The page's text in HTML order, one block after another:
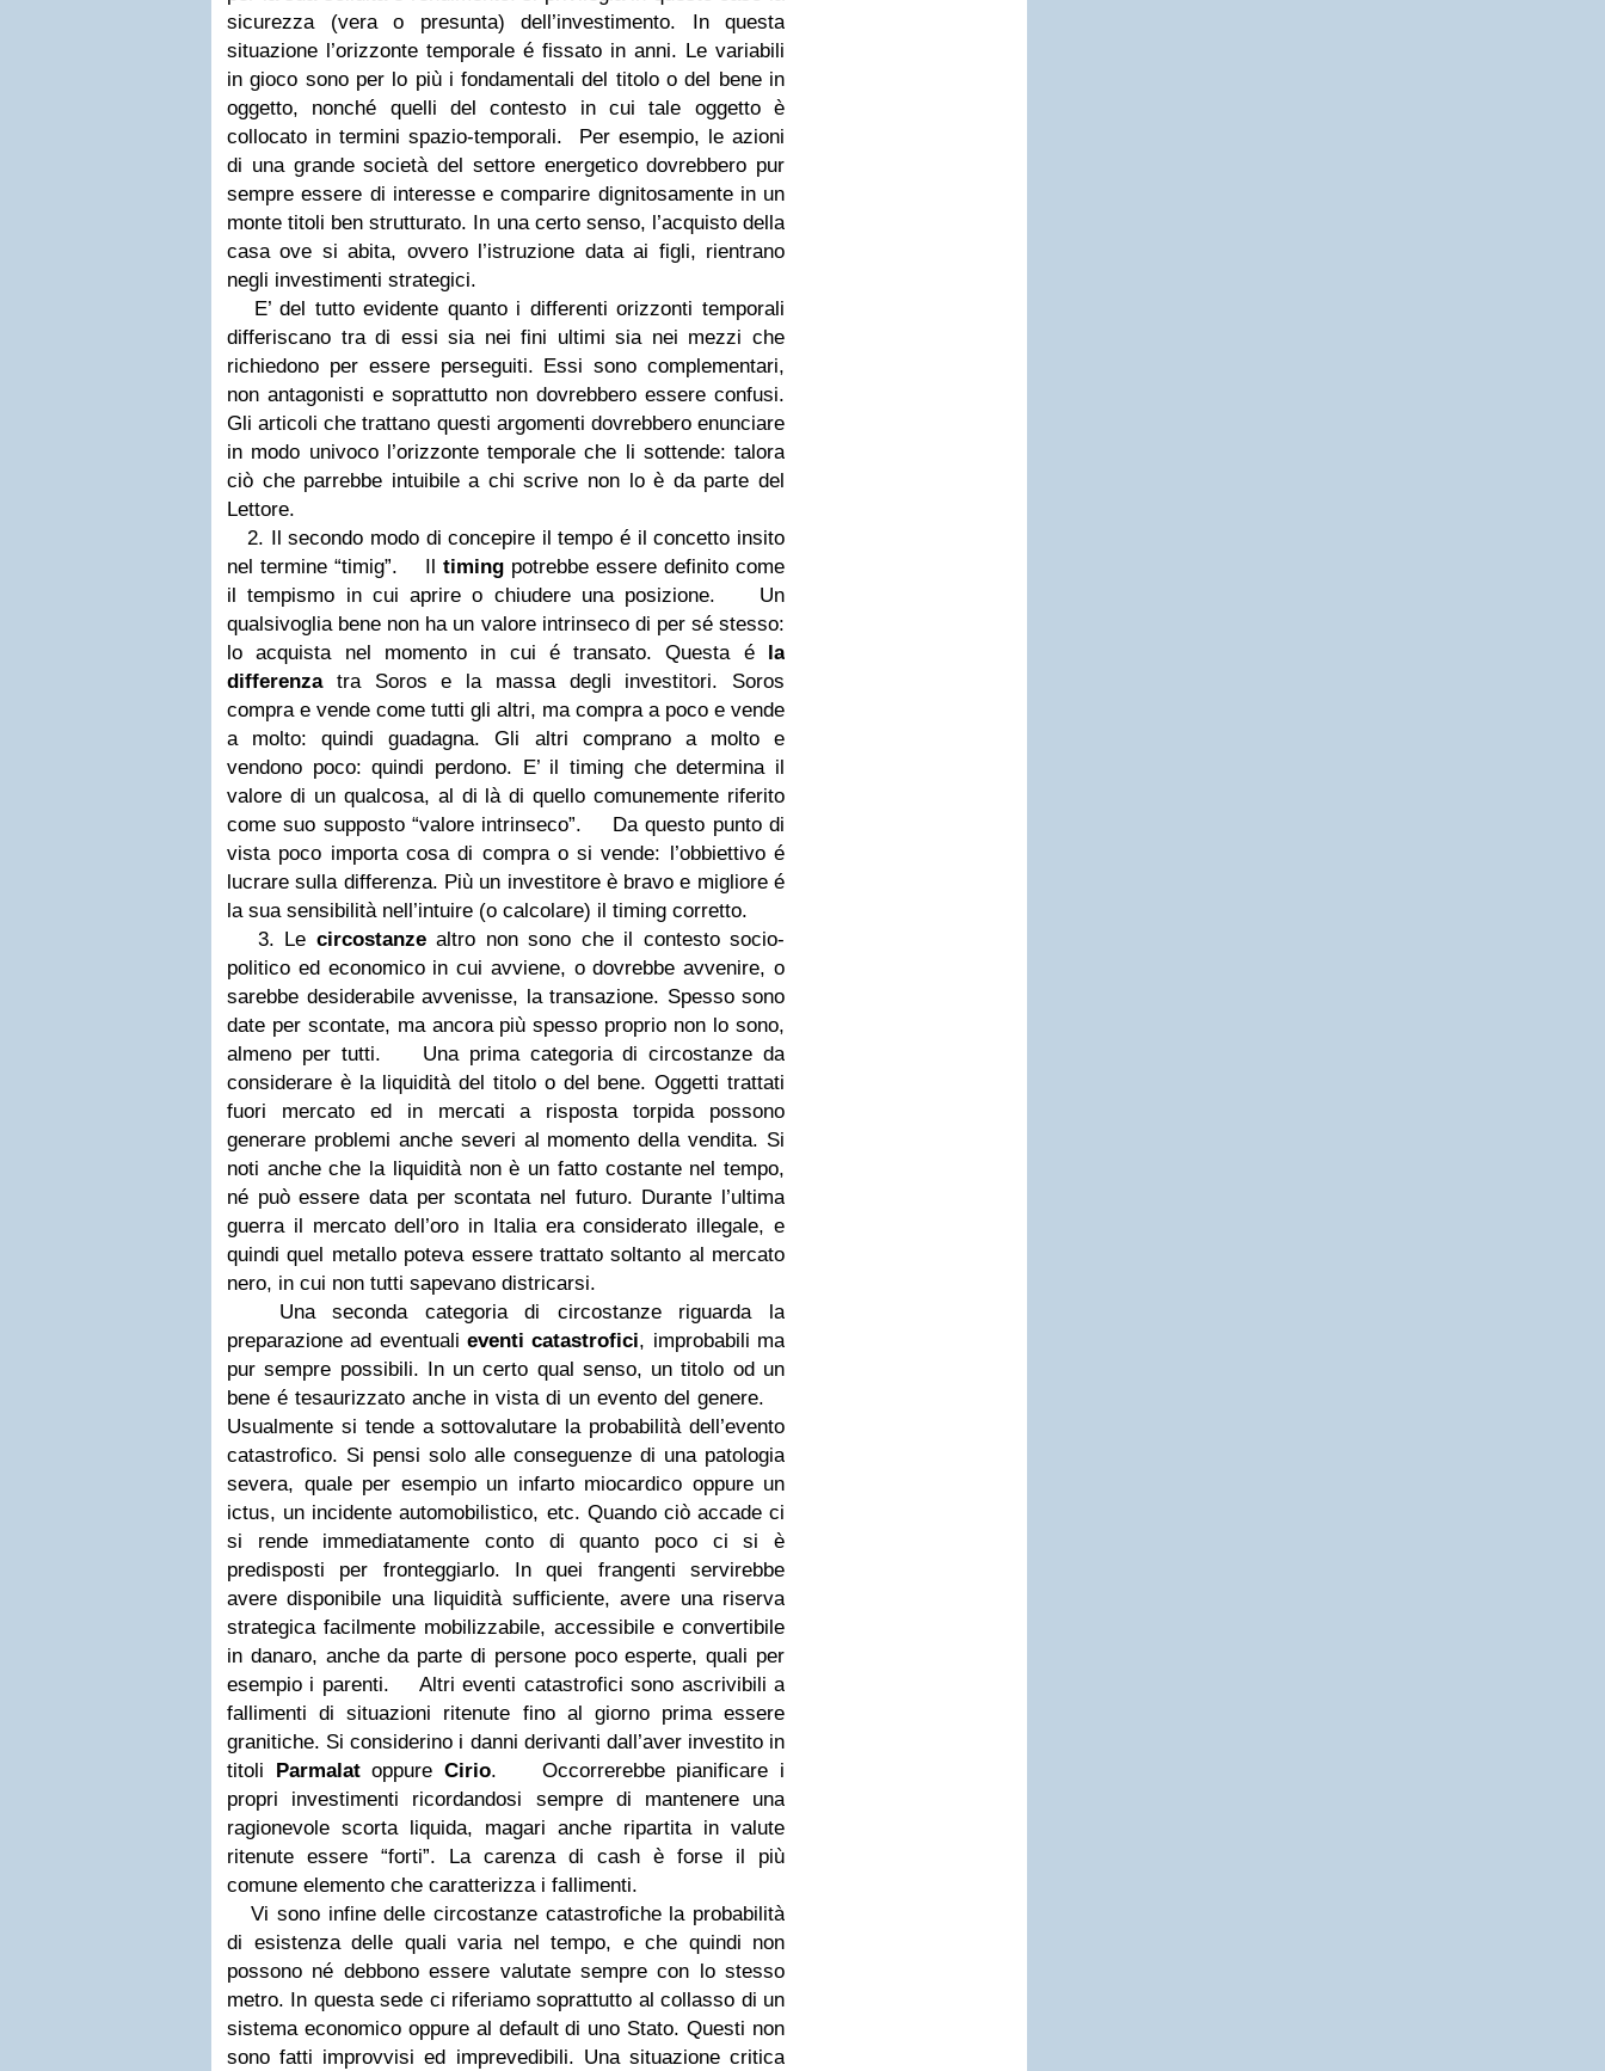
sicurezza (vera o presunta) dell’investimento. In questa
situazione l’orizzonte temporale é fissato in anni. Le variabili
in gioco sono per lo più i fondamentali del titolo o del bene in
oggetto, nonché quelli del contesto in cui tale oggetto è
collocato in termini spazio-temporali. Per esempio, le azioni
di una grande società del settore energetico dovrebbero pur
sempre essere di interesse e comparire dignitosamente in un
monte titoli ben strutturato. In una certo senso, l’acquisto della
casa ove si abita, ovvero l’istruzione data ai figli, rientrano
negli investimenti strategici.
E’ del tutto evidente quanto i differenti orizzonti temporali
differiscano tra di essi sia nei fini ultimi sia nei mezzi che
richiedono per essere perseguiti. Essi sono complementari,
non antagonisti e soprattutto non dovrebbero essere confusi.
Gli articoli che trattano questi argomenti dovrebbero enunciare
in modo univoco l’orizzonte temporale che li sottende: talora
ciò che parrebbe intuibile a chi scrive non lo è da parte del
Lettore.
2. Il secondo modo di concepire il tempo é il concetto insito
nel termine “timig”.
Iltiming potrebbe essere definito come
il tempismo in cui aprire o chiudere una posizione.
Un
qualsivoglia bene non ha un valore intrinseco di per sé stesso:
lo acquista nel momento in cui é transato. Questa é la
differenzatra Soros e la massa degli investitori. Soros
compra e vende come tutti gli altri, ma compra a poco e vende
a molto: quindi guadagna. Gli altri comprano a molto e
vendono poco: quindi perdono. E’ il timing che determina il
valore di un qualcosa, al di là di quello comunemente riferito
come suo supposto “valore intrinseco”.
Da questo punto di
vista poco importa cosa di compra o si vende: l’obbiettivo é
lucrare sulla differenza. Più un investitore è bravo e migliore é
la sua sensibilità nell’intuire (o calcolare) il timing corretto.
3. Le circostanzealtro non sono che il contesto socio-
politico ed economico in cui avviene, o dovrebbe avvenire, o
sarebbe desiderabile avvenisse, la transazione. Spesso sono
date per scontate, ma ancora più spesso proprio non lo sono,
almeno per tutti.
Una prima categoria di circostanze da
considerare è la liquidità del titolo o del bene. Oggetti trattati
fuori mercato ed in mercati a risposta torpida possono
generare problemi anche severi al momento della vendita. Si
noti anche che la liquidità non è un fatto costante nel tempo,
né può essere data per scontata nel futuro. Durante l’ultima
guerra il mercato dell’oro in Italia era considerato illegale, e
quindi quel metallo poteva essere trattato soltanto al mercato
nero, in cui non tutti sapevano districarsi.
Una seconda categoria di circostanze riguarda la
preparazione ad eventuali eventi catastrofici, improbabili ma
pur sempre possibili. In un certo qual senso, un titolo od un
bene é tesaurizzato anche in vista di un evento del genere.
Usualmente si tende a sottovalutare la probabilità dell’evento
catastrofico. Si pensi solo alle conseguenze di una patologia
severa, quale per esempio un infarto miocardico oppure un
ictus, un incidente automobilistico, etc. Quando ciò accade ci
si rende immediatamente conto di quanto poco ci si è
predisposti per fronteggiarlo. In quei frangenti servirebbe
avere disponibile una liquidità sufficiente, avere una riserva
strategica facilmente mobilizzabile, accessibile e convertibile
in danaro, anche da parte di persone poco esperte, quali per
esempio i parenti.
Altri eventi catastrofici sono ascrivibili a
fallimenti di situazioni ritenute fino al giorno prima essere
granitiche. Si considerino i danni derivanti dall’aver investito in
titoli Parmalatoppure Cirio.
Occorrerebbe pianificare i
propri investimenti ricordandosi sempre di mantenere una
ragionevole scorta liquida, magari anche ripartita in valute
ritenute essere “forti”. La carenza di cash è forse il più
comune elemento che caratterizza i fallimenti.
Vi sono infine delle circostanze catastrofiche la probabilità
di esistenza delle quali varia nel tempo, e che quindi non
possono né debbono essere valutate sempre con lo stesso
metro. In questa sede ci riferiamo soprattutto al collasso di un
sistema economico oppure al default di uno Stato. Questi non
sono fatti improvvisi ed imprevedibili. Una situazione critica